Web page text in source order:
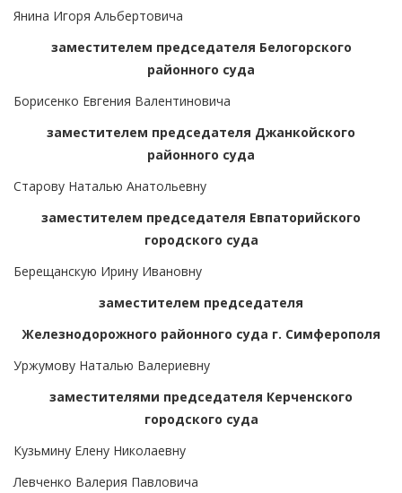
Янина Игоря Альбертовича
заместителем председателя Белогорского
районного суда
Борисенко Евгения Валентиновича
заместителем председателя Джанкойского
районного суда
Старову Наталью Анатольевну
заместителем председателя Евпаторийского
городского суда
Берещанскую Ирину Ивановну
заместителем председателя
Железнодорожного районного суда г. Симферополя
Уржумову Наталью Валериевну
заместителями председателя Керченского
городского суда
Кузьмину Елену Николаевну
Левченко Валерия Павловича